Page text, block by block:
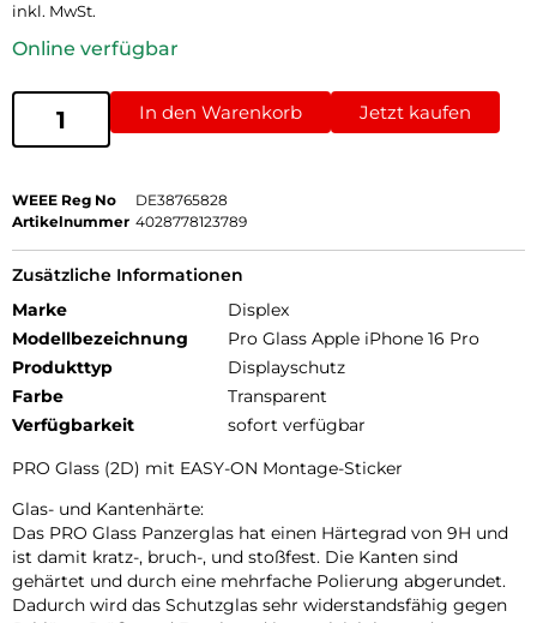
inkl. MwSt.
Online verfügbar
In den Warenkorb Jetzt kaufen
WEEE Reg No
DE38765828
Artikelnummer 4028778123789
Zusätzliche Informationen
Marke
Displex
Modellbezeichnung
Pro Glass Apple iPhone 16 Pro
Produkttyp
Displayschutz
Farbe
Transparent
Verfügbarkeit
sofort verfügbar
PRO Glass (2D) mit EASY-ON Montage-Sticker
Glas- und Kantenhärte:
Das PRO Glass Panzerglas hat einen Härtegrad von 9H und
ist damit kratz-, bruch-, und stoßfest. Die Kanten sind
gehärtet und durch eine mehrfache Polierung abgerundet.
Dadurch wird das Schutzglas sehr widerstandsfähig gegen